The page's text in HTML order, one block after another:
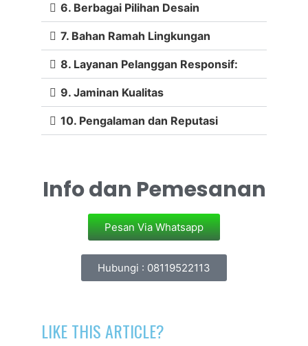
6. Berbagai Pilihan Desain
7. Bahan Ramah Lingkungan
8. Layanan Pelanggan Responsif:
9. Jaminan Kualitas
10. Pengalaman dan Reputasi
Info dan Pemesanan
Pesan Via Whatsapp
Hubungi : 08119522113
LIKE THIS ARTICLE?